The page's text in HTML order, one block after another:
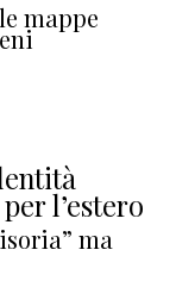
mappe
l’estero
ma